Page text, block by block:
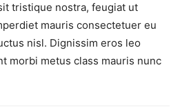
tristique nostra, feugiat ut
mauris consectetuer eu
nisl. Dignissim eros leo
morbi metus class mauris nunc